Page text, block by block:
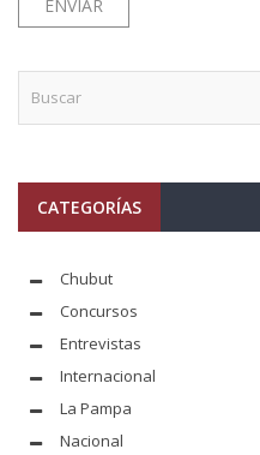
CATEGORÍAS
Chubut
Concursos
Entrevistas
Internacional
La Pampa
Nacional